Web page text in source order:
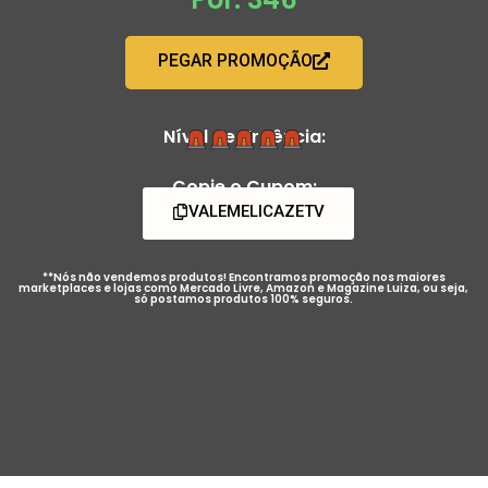
PEGAR PROMOÇÃO
Nível de Urgência:
Copie o Cupom:
VALEMELICAZETV
**Nós não vendemos produtos! Encontramos promoção nos maiores
marketplaces e lojas como Mercado Livre, Amazon e Magazine Luiza, ou seja,
só postamos produtos 100% seguros.